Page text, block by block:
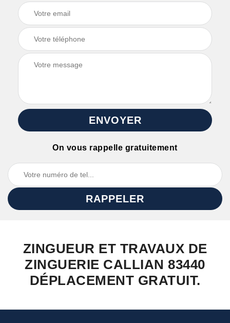
On vous rappelle gratuitement
ZINGUEUR ET TRAVAUX DE
ZINGUERIE CALLIAN 83440
DÉPLACEMENT GRATUIT.